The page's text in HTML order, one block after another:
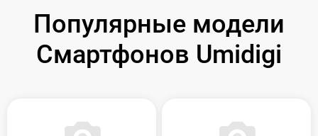
Популярные модели
Смартфонов Umidigi